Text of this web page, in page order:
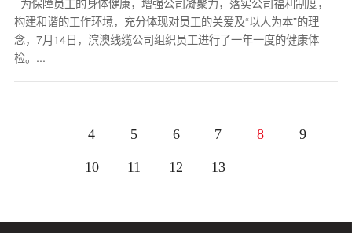
构建和谐的工作环境，充分体现对员工的关爱及“以人为本”的理
念，7月14日，滨澳线缆公司组织员工进行了一年一度的健康体
检。...
4 5 6 7 8 9
10 11 12 13